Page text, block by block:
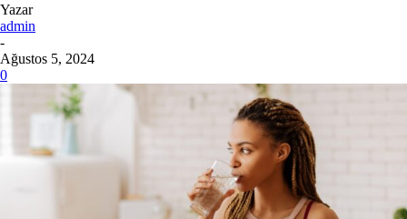
Yazar
admin
-
Ağustos 5, 2024
0